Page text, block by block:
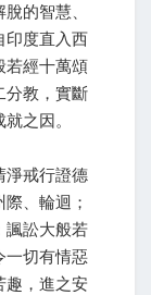
的智慧、
印度直入西
若經十萬頌
分教，實斷
之因。
淨戒行證德
、輪迴；
諷訟大般若
一切有情惡
趣，進之安